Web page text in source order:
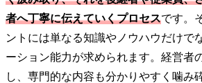
者へ丁寧に伝えていくプロセスです。
ントには単なる知識やノウハウだけで
ーション能力が求められます。経営者
し、専門的な内容も分かりやすく噛み